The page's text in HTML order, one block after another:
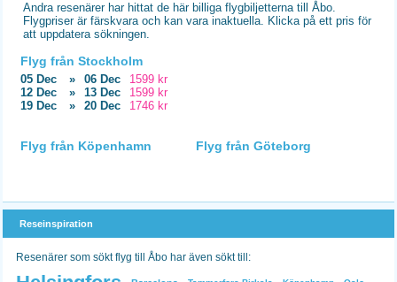
Andra resenärer har hittat de här billiga flygbiljetterna till Åbo.
Flygpriser är färskvara och kan vara inaktuella. Klicka på ett pris för
att uppdatera sökningen.
Flyg från Stockholm
05 Dec » 06 Dec
1599 kr
12 Dec
» 13 Dec
1599 kr
19 Dec
» 20 Dec 1746 kr
Flyg från Köpenhamn Flyg från Göteborg
Reseinspiration
Resenärer som sökt flyg till Åbo har även sökt till: